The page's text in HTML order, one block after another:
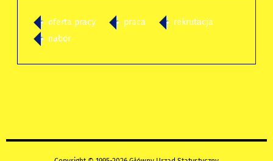
oferta pracy praca
rekrutacja
nabór